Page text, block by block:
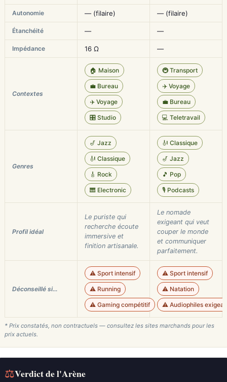
Autonomie — (filaire) — (filaire)
Étanchéité — —
Impédance 16 Ω —
Contextes
🏠 Maison
💼 Bureau
✈️ Voyage
🎛️ Studio
🚇 Transport
✈️ Voyage
💼 Bureau
💻 Teletravail
Genres
🎷 Jazz
🎻 Classique
🎸 Rock
🎹 Electronic
🎻 Classique
🎷 Jazz
🎵 Pop
🎙️ Podcasts
Profil idéal
Le puriste qui
recherche écoute
immersive et
finition artisanale.
Le nomade
exigeant qui veut
couper le monde
et communiquer
parfaitement.
Déconseillé si…
⚠️ Sport intensif
⚠️ Running
⚠️ Gaming compétitif
⚠️ Sport intensif
⚠️ Natation
⚠️ Audiophiles
* Prix constatés, non contractuels — consultez les sites marchands pour les
prix actuels.
⚖Verdict de l'Arène